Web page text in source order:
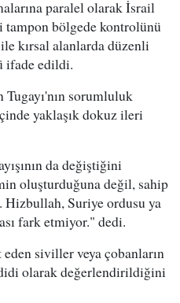
paralel olarak İsrail
tampon bölgede kontrolünü
kırsal alanlarda düzenli
ifade edildi.
sorumluluk
yaklaşık dokuz ileri
da değiştiğini
oluşturduğuna değil, sahip
Hizbullah, Suriye ordusu ya
fark etmiyor." dedi.
siviller veya çobanların
olarak değerlendirildiğini